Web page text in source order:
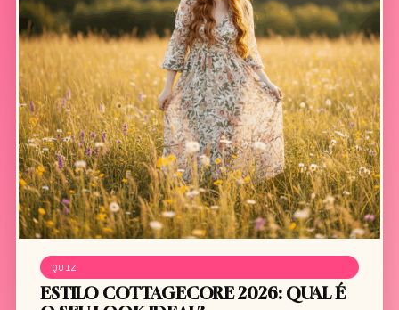
QUIZ
ESTILO COTTAGECORE 2026: QUAL É